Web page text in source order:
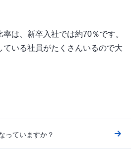
は、新卒入社では約70％です。
ている社員がたくさんいるので大
っていますか？